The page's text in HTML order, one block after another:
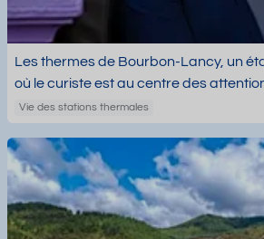
Les thermes de Bourbon-Lancy, un
où le curiste est au centre des
Vie des stations thermales